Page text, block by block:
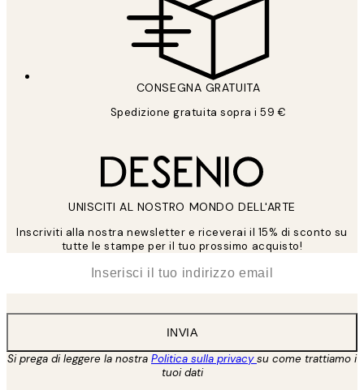
CONSEGNA GRATUITA
Spedizione gratuita sopra i 59 €
UNISCITI AL NOSTRO MONDO DELL'ARTE
Inscriviti alla nostra newsletter e riceverai il 15% di sconto su
tutte le stampe per il tuo prossimo acquisto!
INVIA
Si prega di leggere la nostra Politica sulla privacysu come trattiamo i
tuoi dati